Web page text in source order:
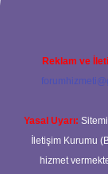
Reklam ve
Yasal Uyarı:
İletişim Kurumu
hizmet